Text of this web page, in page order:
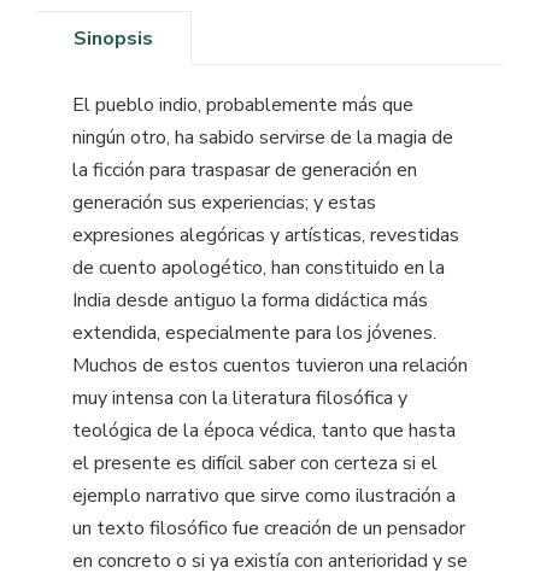
Sinopsis
El pueblo indio, probablemente más que
ningún otro, ha sabido servirse de la magia de
la ficción para traspasar de generación en
generación sus experiencias; y estas
expresiones alegóricas y artísticas, revestidas
de cuento apologético, han constituido en la
India desde antiguo la forma didáctica más
extendida, especialmente para los jóvenes.
Muchos de estos cuentos tuvieron una relación
muy intensa con la literatura filosófica y
teológica de la época védica, tanto que hasta
el presente es difícil saber con certeza si el
ejemplo narrativo que sirve como ilustración a
un texto filosófico fue creación de un pensador
en concreto o si ya existía con anterioridad y se